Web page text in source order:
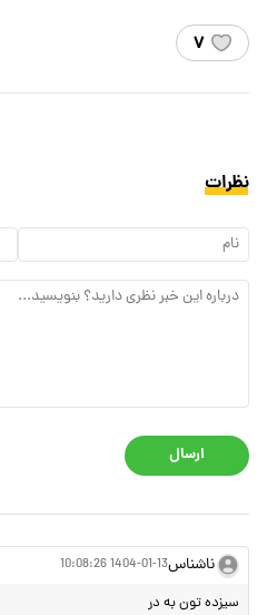
۷
نظرات
ارسال
ناشناس1404-01-13 10:08:26
سیزده تون به در